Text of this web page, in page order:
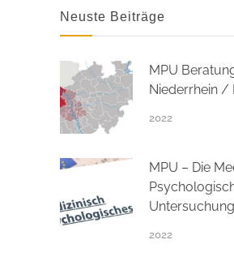
Neuste Beiträge
MPU
Niederrhein /
2022
MPU – Die
Untersuchung
2022